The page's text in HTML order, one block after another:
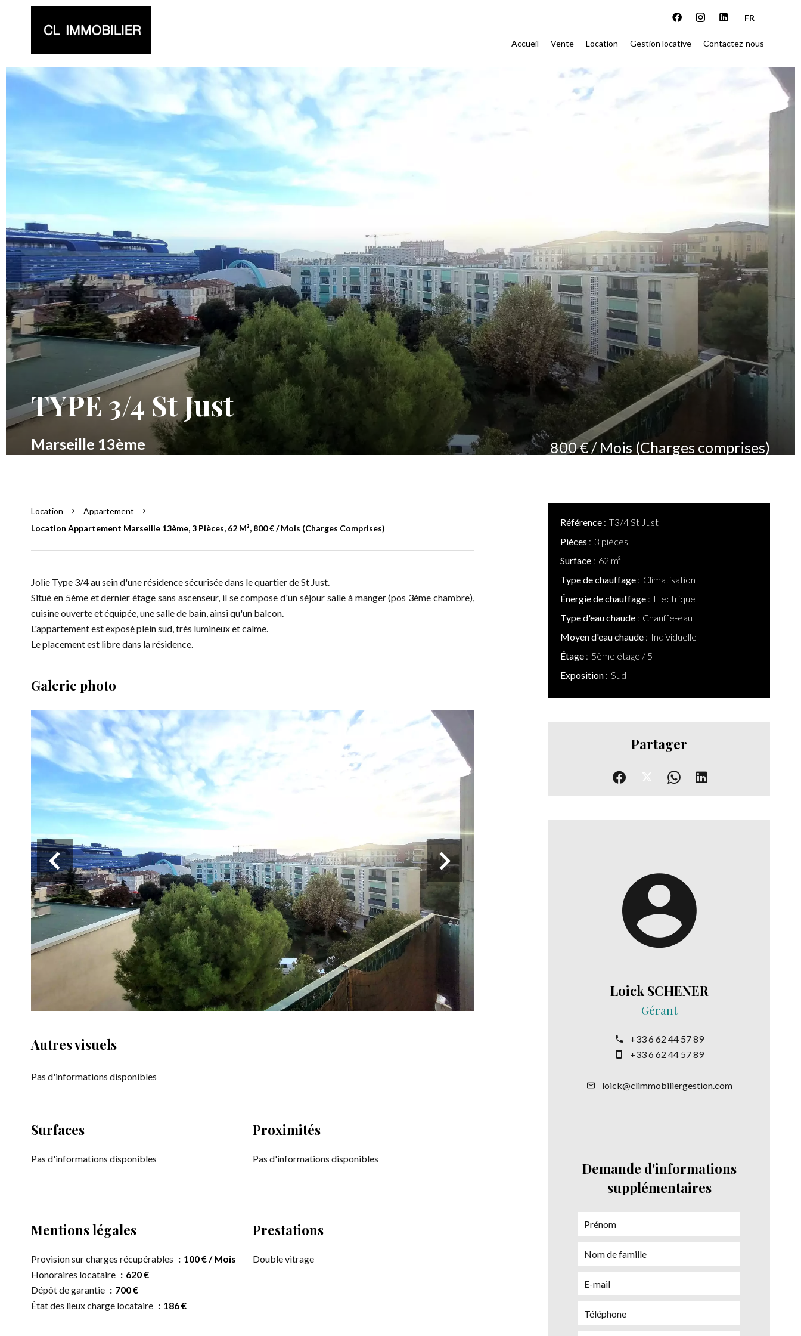
FR
Accueil Vente Location Gestion locative Contactez-nous
TYPE 3/4 St Just
Marseille 13ème 800 € / Mois (Charges comprises)
Location
Appartement
Location Appartement Marseille 13ème, 3 Pièces, 62 M², 800 € / Mois (Charges Comprises)
Jolie Type 3/4 au sein d'une résidence sécurisée dans le quartier de St Just.
Situé en 5ème et dernier étage sans ascenseur, il se compose d'un séjour salle à manger (pos 3ème chambre),
cuisine ouverte et équipée, une salle de bain, ainsi qu'un balcon.
L'appartement est exposé plein sud, très lumineux et calme.
Le placement est libre dans la résidence.
Galerie photo
Autres visuels
Pas d'informations disponibles
Surfaces
Pas d'informations disponibles
Proximités
Pas d'informations disponibles
Mentions légales
Provision sur charges récupérables
100 € / Mois
Honoraires locataire
620 €
Dépôt de garantie
700 €
État des lieux charge locataire
186 €
Prestations
Double vitrage
Référence
T3/4 St Just
Pièces
3 pièces
Surface
62 m²
Type de chauffage
Climatisation
Énergie de chauffage
Electrique
Type d'eau chaude
Chauffe-eau
Moyen d'eau chaude
Individuelle
Étage
5ème étage / 5
Exposition
Sud
Partager
Loick SCHENER
Gérant
+33 6 62 44 57 89
+33 6 62 44 57 89
loick@climmobiliergestion.com
Demande d'informations
supplémentaires